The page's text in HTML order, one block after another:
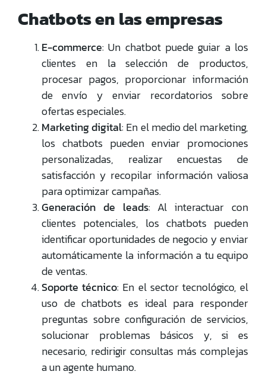
Chatbots en las empresas
E-commerce: Un chatbot puede guiar a los
clientes en la selección de productos,
procesar pagos, proporcionar información
de envío y enviar recordatorios sobre
ofertas especiales.
Marketing digital: En el medio del marketing,
los chatbots pueden enviar promociones
personalizadas, realizar encuestas de
satisfacción y recopilar información valiosa
para optimizar campañas.
Generación de leads: Al interactuar con
clientes potenciales, los chatbots pueden
identificar oportunidades de negocio y enviar
automáticamente la información a tu equipo
de ventas.
Soporte técnico: En el sector tecnológico, el
uso de chatbots es ideal para responder
preguntas sobre configuración de servicios,
solucionar problemas básicos y, si es
necesario, redirigir consultas más complejas
a un agente humano.